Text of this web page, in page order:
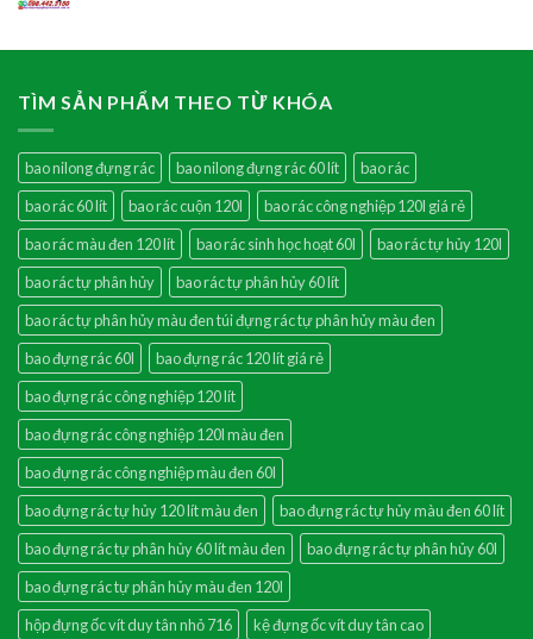
TÌM SẢN PHẨM THEO TỪ KHÓA
bao nilong đựng rác bao nilong đựng rác 60 lít
bao rác
bao rác 60 lít
bao rác cuộn 120l
bao rác công nghiệp 120l giá rẻ
bao rác màu đen 120 lít
bao rác sinh học hoạt 60l
bao rác tự hủy 120l
bao rác tự phân hủy
bao rác tự phân hủy 60 lít
bao rác tự phân hủy màu đen túi đựng rác tự phân hủy màu đen
bao đựng rác 60l
bao đựng rác 120 lít giá rẻ
bao đựng rác công nghiệp 120 lít
bao đựng rác công nghiệp 120l màu đen
bao đựng rác công nghiệp màu đen 60l
bao đựng rác tự hủy 120 lít màu đen
bao đựng rác tự hủy màu đen 60 lít
bao đựng rác tự phân hủy 60 lít màu đen
bao đựng rác tự phân hủy 60l
bao đựng rác tự phân hủy màu đen 120l
hộp đựng ốc vít duy tân nhỏ 716
kệ đựng ốc vít duy tân cao